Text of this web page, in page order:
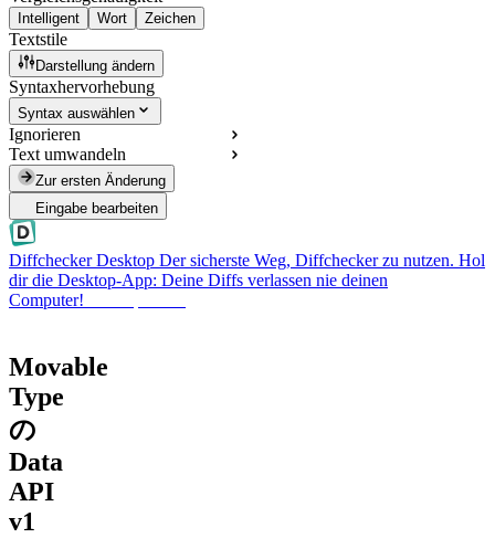
Intelligent Wort Zeichen
Textstile
Darstellung ändern
Syntaxhervorhebung
Syntax auswählen
Ignorieren
Text umwandeln
Zur ersten Änderung
Eingabe bearbeiten
Diffchecker Desktop Der sicherste Weg, Diffchecker zu nutzen. Hol
dir die Desktop-App: Deine Diffs verlassen nie deinen
Computer!
Movable
Type
の
Data
API
v1